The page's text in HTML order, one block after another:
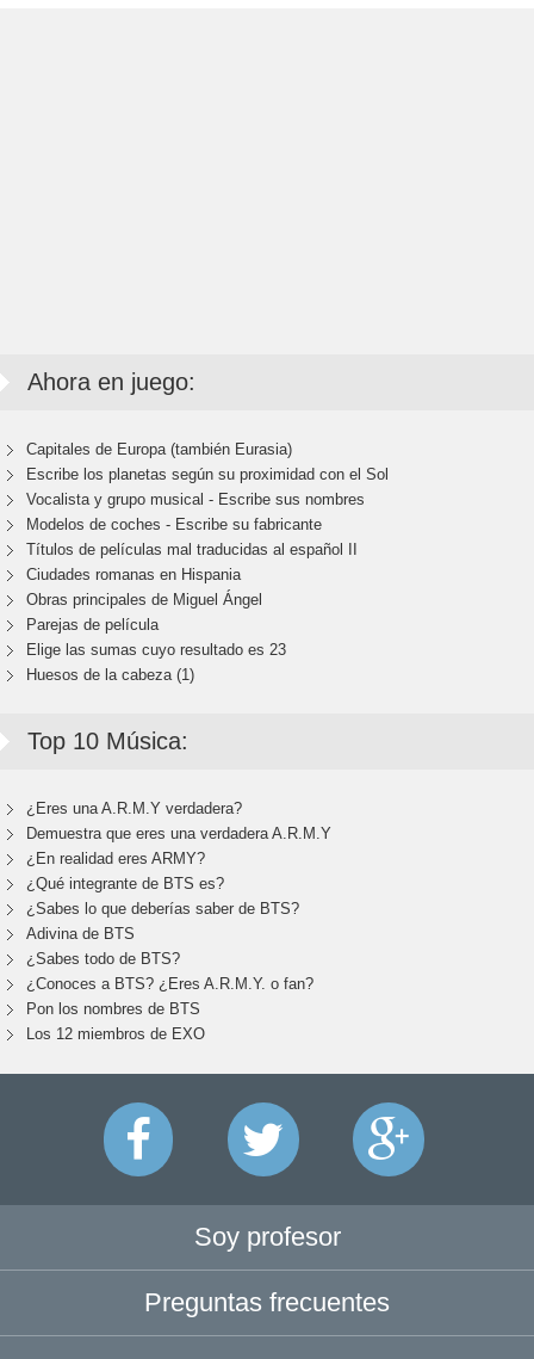
Ahora en juego:
Capitales de Europa (también Eurasia)
Escribe los planetas según su proximidad con el Sol
Vocalista y grupo musical - Escribe sus nombres
Modelos de coches - Escribe su fabricante
Títulos de películas mal traducidas al español II
Ciudades romanas en Hispania
Obras principales de Miguel Ángel
Parejas de película
Elige las sumas cuyo resultado es 23
Huesos de la cabeza (1)
Top 10 Música:
¿Eres una A.R.M.Y verdadera?
Demuestra que eres una verdadera A.R.M.Y
¿En realidad eres ARMY?
¿Qué integrante de BTS es?
¿Sabes lo que deberías saber de BTS?
Adivina de BTS
¿Sabes todo de BTS?
¿Conoces a BTS? ¿Eres A.R.M.Y. o fan?
Pon los nombres de BTS
Los 12 miembros de EXO
Soy profesor
Preguntas frecuentes